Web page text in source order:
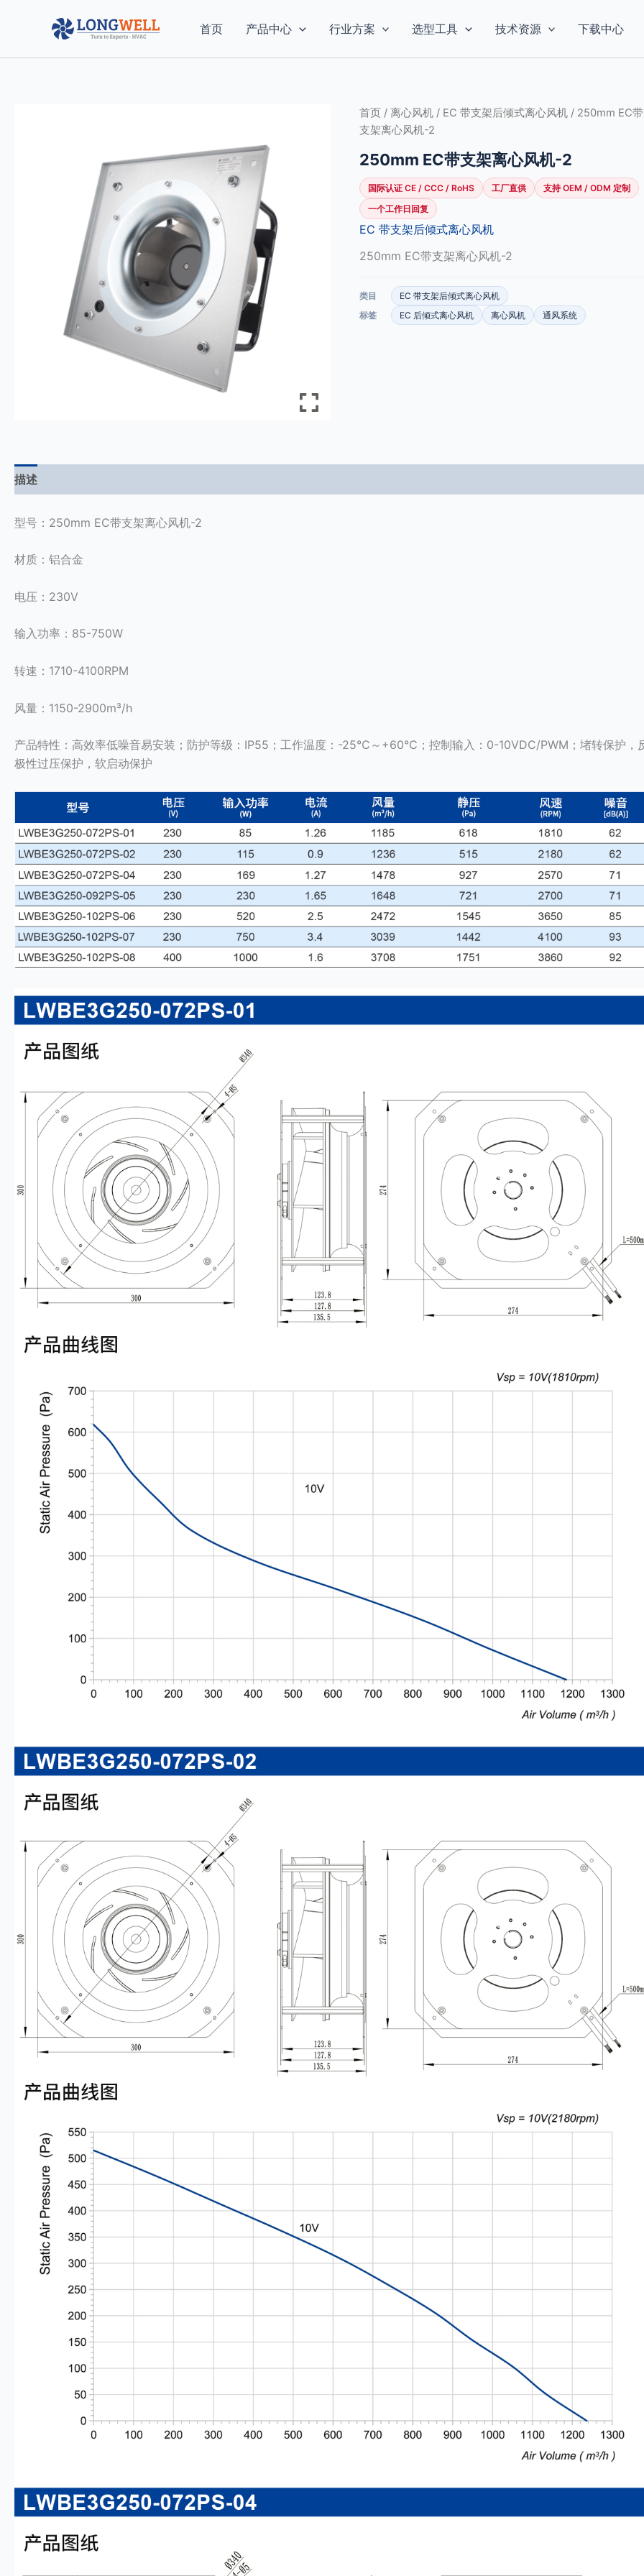
首页 产品中心 行业方案 选型工具 技术资源 下载中心
首页 / 离心风机 / EC 带支架后倾式离心风机 / 250mm EC带
支架离心风机-2
250mm EC带支架离心风机-2
国际认证 CE / CCC / RoHS 工厂直供
支持 OEM / ODM 定制
一个工作日回复
EC 带支架后倾式离心风机
250mm EC带支架离心风机-2
类目
EC 带支架后倾式离心风机
标签
EC 后倾式离心风机 离心风机 通风系统
描述
型号：250mm EC带支架离心风机-2
材质：铝合金
电压：230V
输入功率：85-750W
转速：1710-4100RPM
风量：1150-2900m³/h
产品特性：高效率低噪音易安装；防护等级：IP55；工作温度：-25℃～+60℃；控制输入：0-10VDC/PWM；堵转保护，
极性过压保护，软启动保护